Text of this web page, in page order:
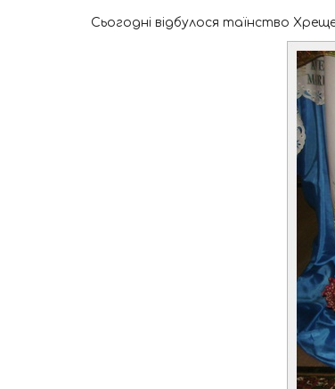
Сьогодні відбулося таїнство